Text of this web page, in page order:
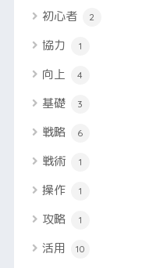
初心者 2
協力 1
向上 4
基礎 3
戦略 6
戦術 1
操作 1
攻略 1
活用 10